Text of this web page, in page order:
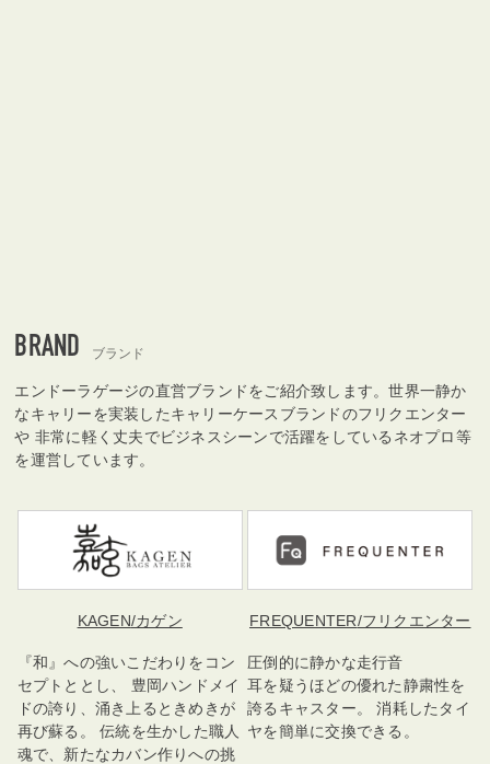
BRAND ブランド
エンドーラゲージの直営ブランドをご紹介致します。世界一静か
なキャリーを実装したキャリーケースブランドのフリクエンター
や 非常に軽く丈夫でビジネスシーンで活躍をしているネオプロ等
を運営しています。
KAGEN/カゲン
『和』への強いこだわりをコン
セプトととし、 豊岡ハンドメイ
ドの誇り、涌き上るときめきが
再び蘇る。 伝統を生かした職人
魂で、新たなカバン作りへの挑
FREQUENTER/フリクエンター
圧倒的に静かな走行音
耳を疑うほどの優れた静粛性を
誇るキャスター。 消耗したタイ
ヤを簡単に交換できる。